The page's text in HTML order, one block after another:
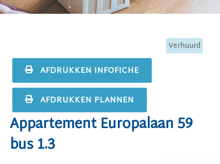
Verhuurd
AFDRUKKEN INFOFICHE
AFDRUKKEN PLANNEN
Appartement Europalaan 59
bus 1.3